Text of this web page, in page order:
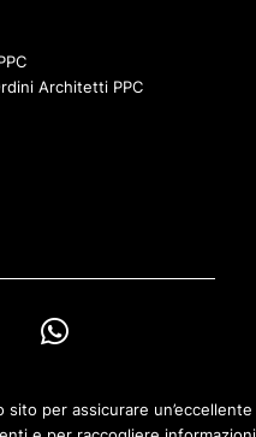
Architetti PPC
per assicurare un’eccellente